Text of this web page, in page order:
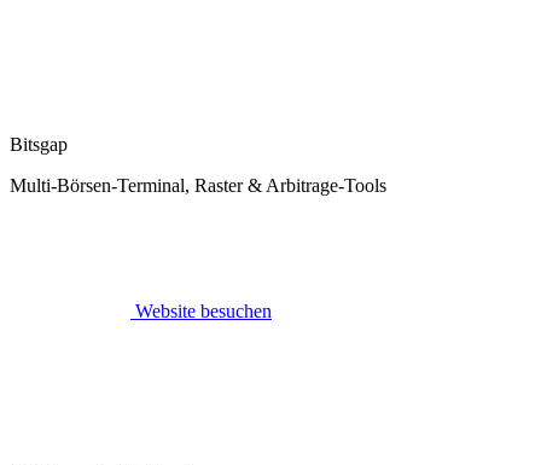
Bitsgap
Multi-Börsen-Terminal, Raster & Arbitrage-Tools
Website besuchen